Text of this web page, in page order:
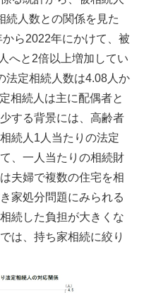
続人数との関係を見た
ら2022年にかけて、被
へと2倍以上増加してい
法定相続人数は4.08人か
相続人は主に配偶者と
する背景には、高齢者
続人1人当たりの法定
、一人当たりの相続財
夫婦で複数の住宅を相
家処分問題にみられる
続した負担が大きくな
は、持ち家相続に絞り